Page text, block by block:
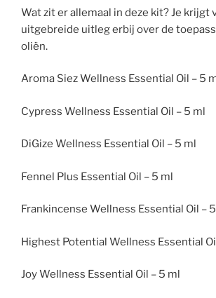
Wat zit er allemaal in deze kit? Je krijgt
uitgebreide uitleg erbij over de
oliën.
Aroma Siez Wellness Essential Oil – 5
Cypress Wellness Essential Oil – 5 ml
DiGize Wellness Essential Oil – 5 ml
Fennel Plus Essential Oil – 5 ml
Frankincense Wellness Essential Oil – 5
Highest Potential Wellness Essential
Joy Wellness Essential Oil – 5 ml